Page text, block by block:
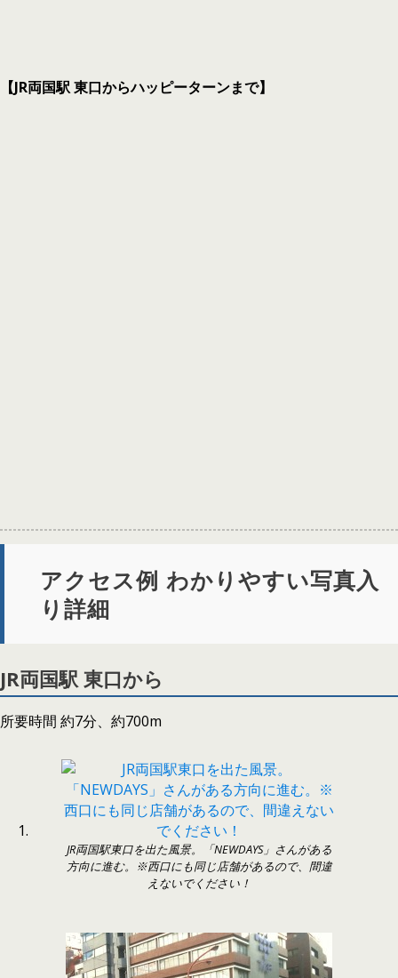
【JR両国駅 東口からハッピーターンまで】
アクセス例 わかりやすい写真入
り詳細
JR両国駅 東口から
所要時間 約7分、約700m
JR両国駅東口を出た風景。「NEWDAYS」さんがある
方向に進む。※西口にも同じ店舗があるので、間違
えないでください！